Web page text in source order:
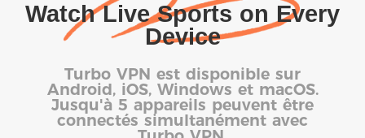
Watch Live Sports on Every
Device
Turbo VPN est disponible sur
Android, iOS, Windows et macOS.
Jusqu'à 5 appareils peuvent être
connectés simultanément avec